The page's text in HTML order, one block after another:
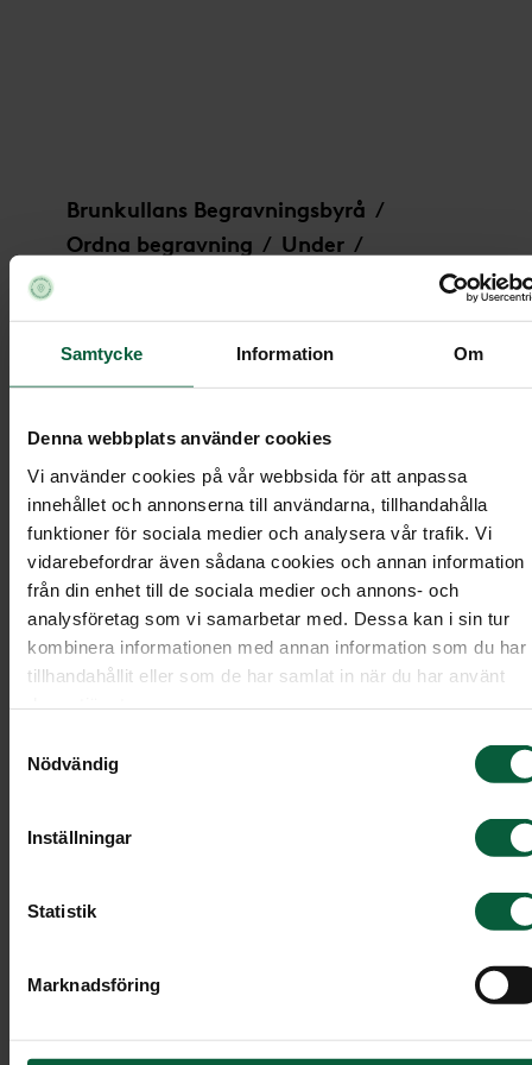
Samtycke Information Om
Denna webbplats använder cookies
Vi använder cookies på vår webbsida för att anpassa
innehållet och annonserna till användarna, tillhandahålla
funktioner för sociala medier och analysera vår trafik. Vi
vidarebefordrar även sådana cookies och annan information
från din enhet till de sociala medier och annons- och
analysföretag som vi samarbetar med. Dessa kan i sin tur
kombinera informationen med annan information som du har
tillhandahållit eller som de har samlat in när du har använt
Nödvändig
Inställningar
Statistik
Marknadsföring
Brunkullans Begravningsbyrå /
Ordna begravning / Under /
Hjärta - Himmelsk hortensia,
större
Hjärta - Himmelsk hortensia,